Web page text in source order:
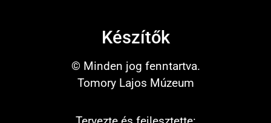
Készítők
© Minden jog fenntartva.
Tomory Lajos Múzeum